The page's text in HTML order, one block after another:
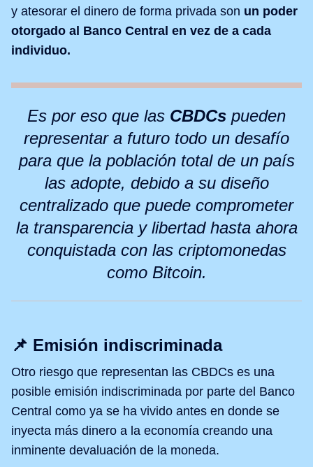
y atesorar el dinero de forma privada son un poder
otorgado al Banco Central en vez de a cada
individuo.
Es por eso que las CBDCs pueden
representar a futuro todo un desafío
para que la población total de un país
las adopte, debido a su diseño
centralizado que puede comprometer
la transparencia y libertad hasta ahora
conquistada con las criptomonedas
como Bitcoin.
📌 Emisión indiscriminada
Otro riesgo que representan las CBDCs es una
posible emisión indiscriminada por parte del Banco
Central como ya se ha vivido antes en donde se
inyecta más dinero a la economía creando una
inminente devaluación de la moneda.